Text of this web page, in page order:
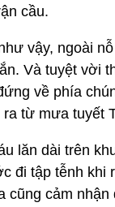
cầu.
vậy, ngoài
Và tuyệt vời
về phía
từ mưa tuyết
lăn dài trên
đi tập tễnh khi
cũng cảm